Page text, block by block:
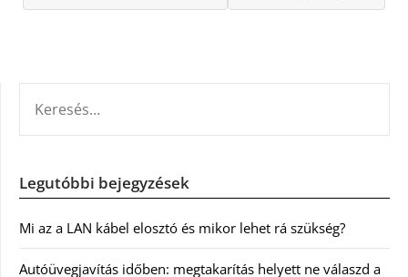
Legutóbbi bejegyzések
Mi az a LAN kábel elosztó és mikor lehet rá szükség?
Autóüvegjavítás időben: megtakarítás helyett ne válaszd a